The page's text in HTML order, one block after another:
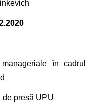
în cadrul
de presă UPU